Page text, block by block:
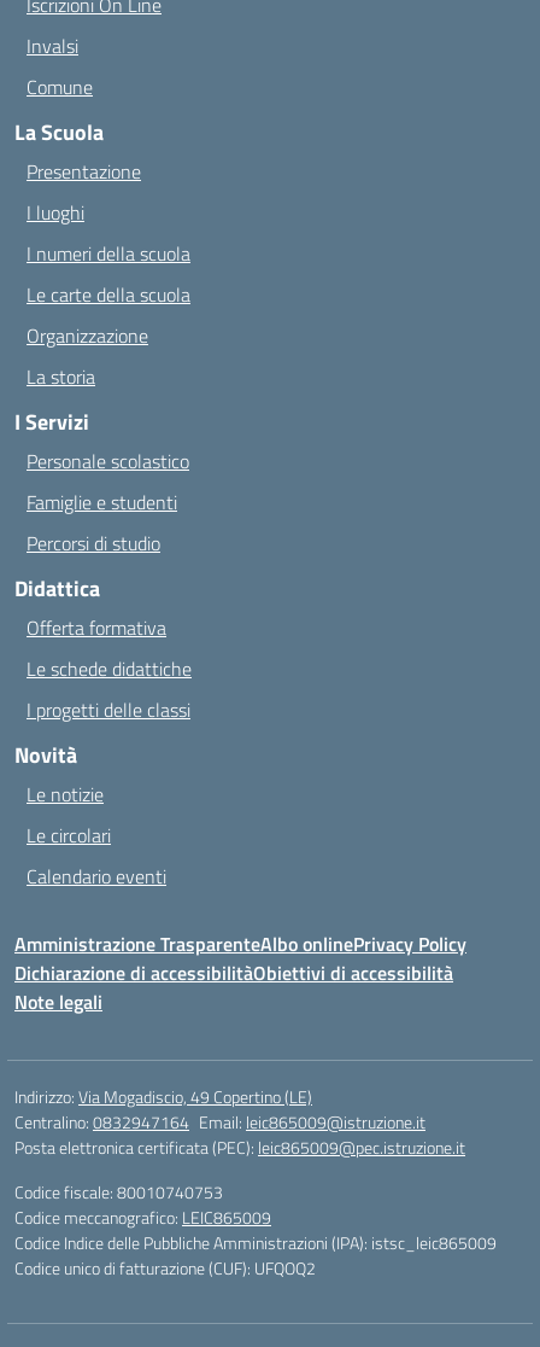
Invalsi
Comune
La Scuola
Presentazione
I luoghi
I numeri della scuola
Le carte della scuola
Organizzazione
La storia
I Servizi
Personale scolastico
Famiglie e studenti
Percorsi di studio
Didattica
Offerta formativa
Le schede didattiche
I progetti delle classi
Novità
Le notizie
Le circolari
Calendario eventi
Amministrazione TrasparenteAlbo onlinePrivacy Policy
Dichiarazione di accessibilitàObiettivi di accessibilità
Note legali
Indirizzo:Via Mogadiscio, 49 Copertino (LE)
Centralino:0832947164 Email: leic865009@istruzione.it
Posta elettronica certificata (PEC): leic865009@pec.istruzione.it
Codice fiscale: 80010740753
Codice meccanografico: LEIC865009
Codice Indice delle Pubbliche Amministrazioni (IPA): istsc_leic865009
Codice unico di fatturazione (CUF): UFQOQ2